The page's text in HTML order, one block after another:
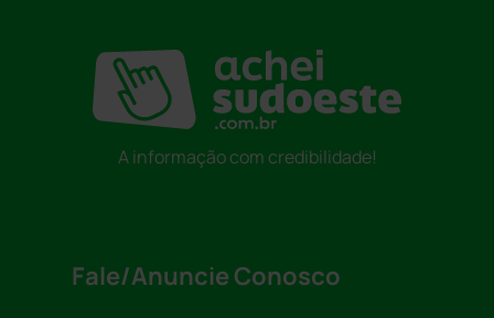
A informação com credibilidade!
Fale/Anuncie Conosco